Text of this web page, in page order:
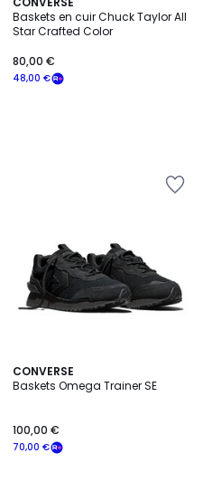
Baskets en cuir Chuck Taylor All
Star Crafted Color
48,00 €
80,00 €
CONVERSE
Baskets Omega Trainer SE
70,00 €
100,00 €
4
/